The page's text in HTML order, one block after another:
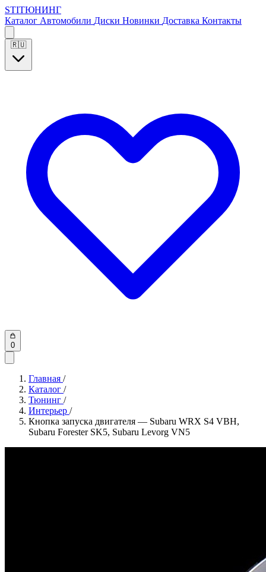
STIТЮНИНГ
Каталог Автомобили Диски Новинки Доставка Контакты
🇷🇺
0
Главная /
Каталог /
Тюнинг /
Интерьер /
Кнопка запуска двигателя — Subaru WRX S4 VBH,
Subaru Forester SK5, Subaru Levorg VN5